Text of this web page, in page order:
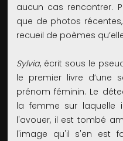
aucun cas rencontrer.
que de photos
recueil de poèmes
Sylvia, écrit sous le
le premier livre d’une
prénom féminin. Le
la femme sur laquelle
l'avouer, il est tombé
l'image qu'il s'en est